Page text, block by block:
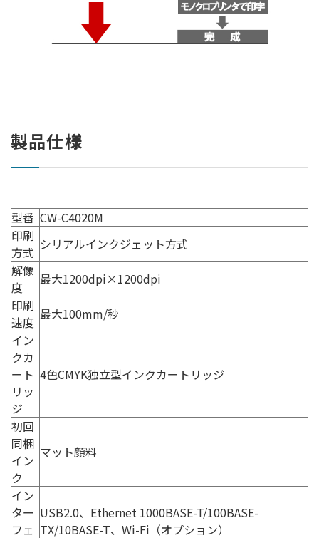
製品仕様
型番 CW-C4020M
印刷
方式 シリアルインクジェット方式
解像
度
最大1200dpi×1200dpi
印刷
速度 最大100mm/秒
イン
クカ
ート
リッ
ジ
4色CMYK独立型インクカートリッジ
初回
同梱
イン
ク
マット顔料
イン
ター
フェ
USB2.0、Ethernet 1000BASE-T/100BASE-
TX/10BASE-T、Wi-Fi（オプション）